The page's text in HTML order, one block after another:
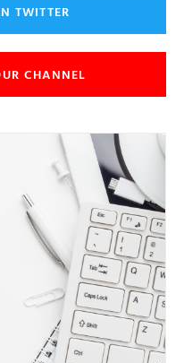
TWITTER
CHANNEL